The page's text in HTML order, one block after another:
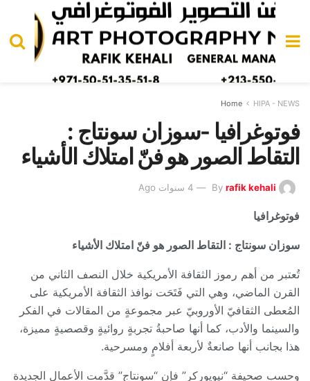
Home HIPA - NEWS
فوتوغرافيا -سوزان سونتاج :
التقاط الصور هو فنّ امتلاك الأشياء
By rafik kehali 4 سنوات Ago
فوتوغرافيا
سوزان سونتاج : التقاط الصور هو فنّ امتلاك الأشياء
تُعتبر من أهم رموز الثقافة الأمريكية خلال النصف الثاني من
القرن الماضي، وهي التي فَتَحَت نوافذ الثقافة الأمريكية على
المُعطى الثقافيّ الأوروبيّ عبر مجموعةٍ من المقالات في الفكر
والسينما والأدب، كما أنها صاحبةُ تجربةٍ روائيةٍ وقصصيةٍ مميزة،
هذا بجانب أنها صانعةٌ لأربعة أفلامٍ ومسرحية.
وحسب صحيفة “نيويوركر” فإن “سونتاج” قدَّمت الأعمال الجديدة